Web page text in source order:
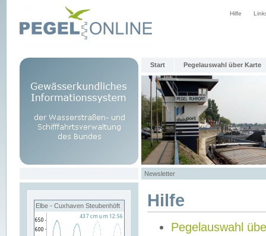
Hilfe
Start Pegelauswahl über Karte
Newsletter
Elbe - Cuxhaven Steubenhöft Hilfe
Pegelauswahl